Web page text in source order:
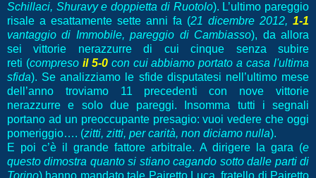
Schillaci, Shuravy e doppietta di Ruotolo). L’ultimo pareggio
risale a esattamente sette anni fa (21 dicembre 2012, 1-1
vantaggio di Immobile, pareggio di Cambiasso), da allora
sei vittorie nerazzurre di cui cinque senza subire
reti (compreso il 5-0con cui abbiamo portato a casa l'ultima
sfida). Se analizziamo le sfide disputatesi nell’ultimo mese
dell’anno troviamo 11 precedenti con nove vittorie
nerazzurre e solo due pareggi. Insomma tutti i segnali
portano ad un preoccupante presagio: vuoi vedere che oggi
pomeriggio…. (zitti, zitti, per carità, non diciamo nulla).
E poi c’è il grande fattore arbitrale. A dirigere la gara (e
questo dimostra quanto si stiano cagando sotto dalle parti di